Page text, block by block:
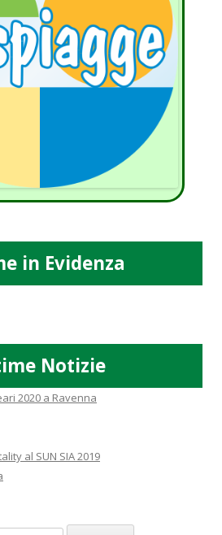
in Evidenza
Notizie
2020 a Ravenna
al SUN SIA 2019